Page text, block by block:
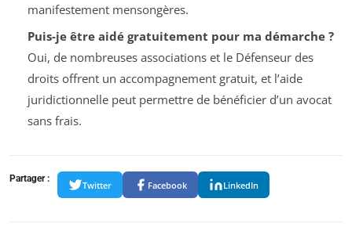
manifestement mensongères.
Puis-je être aidé gratuitement pour ma démarche ?
Oui, de nombreuses associations et le Défenseur des
droits offrent un accompagnement gratuit, et l’aide
juridictionnelle peut permettre de bénéficier d’un avocat
sans frais.
Partager :
Twitter Facebook LinkedIn